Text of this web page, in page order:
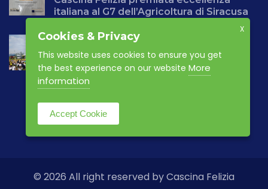
italiana al G7 dell’Agricoltura di Siracusa
23 May 2025
Una giornata speciale per l’ambiente:
Cascina Felizia accoglie oltre 250
bambini per la seconda edizione della
Giornata di educazione ambientale
© 2026 All right reserved by Cascina Felizia
X
Cookies & Privacy
This website uses cookies to ensure you get
the best experience on our website More
information
Accept Cookie